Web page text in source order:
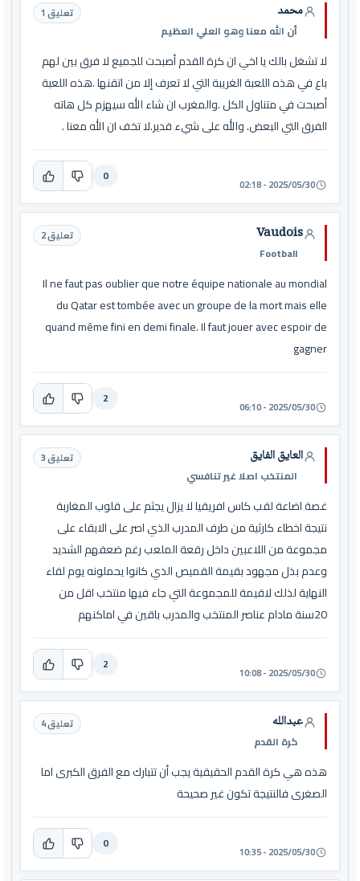
محمد
أن الله معنا وهو العلي العظيم
تعليق 1
لا تشغل بالك يا اخي ان كرة القدم أصبحت للجميع لا فرق بين لهم
باع في هذه اللعبة الغريبة التي لا تعرف إلا من اتقنها .هذه اللعبة
أصبحت في متناول الكل .والمغرب ان شاء الله سيهزم كل هاته
الفرق التي البعض. والله على شيء قدير.لا تخف ان الله معنا .
2025/05/30 - 02:18
0
Vaudois
Football
تعليق 2
Il ne faut pas oublier que notre équipe nationale au mondial
du Qatar est tombée avec un groupe de la mort mais elle
quand même fini en demi finale. Il faut jouer avec espoir de
gagner
2025/05/30 - 06:10
2
العايق الفايق
المنتخب اصلا غير تنافسي
تعليق 3
غصة اضاعة لقب كاس افريقيا لا يزال يجثم على قلوب المغاربة
نتيجة اخطاء كارثية من طرف المدرب الذي اصر على الابقاء على
مجموعة من اللاعبين داخل رقعة الملعب رغم ضعفهم الشديد
وعدم بذل مجهود بقيمة القميص الذي كانوا يحملونه يوم لقاء
النهاية لذلك لاقيمة للمجموعة التي جاء فيها منتخب اقل من
20سنة مادام عناصر المنتخب والمدرب باقين في اماكنهم
2025/05/30 - 10:08
2
عبدالله
كرة القدم
تعليق 4
هذه هي كرة القدم الحقيقية يجب أن تتبارك مع الفرق الكبرى اما
الصغرى فالنتيجة تكون غير صحيحة
2025/05/30 - 10:35
0